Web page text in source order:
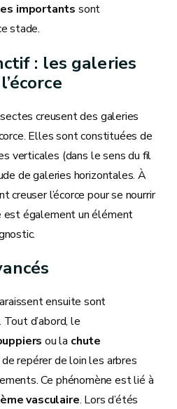
importants sont
stade.
: les galeries
creusent des galeries
Elles sont constituées de
verticales (dans le sens du fil
de galeries horizontales. À
creuser l’écorce pour se nourrir
est également un élément
ensuite sont
d’abord, le
ou la chute
repérer de loin les arbres
Ce phénomène est lié à
vasculaire. Lors d’étés